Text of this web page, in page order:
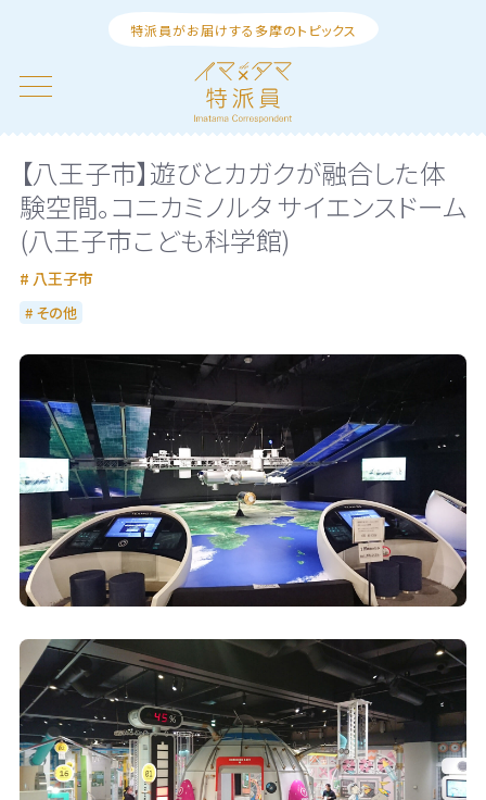
特派員がお届けする多摩のトピックス
【八王子市】遊びとカガクが融合した体
験空間。コニカミノルタ サイエンスドーム
(八王子市こども科学館)
八王子市
その他